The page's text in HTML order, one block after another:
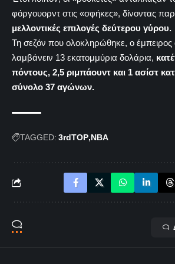
φόργουορντ στις «σφήκες», δίνοντας
μελλοντικές επιλογές δεύτερου γύρου.
Τη σεζόν που ολοκληρώθηκε, ο έμπειρος
λαμβάνειν 13 εκατομμύρια δολάρια,
πόντους, 2,5 ριμπάουντ και 1 ασίστ
σύνολο 37 αγώνων.
TAGGED: 3rdTOP NBA